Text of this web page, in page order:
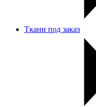
Ткани под заказ